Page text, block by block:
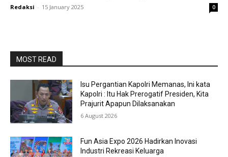
Redaksi - 15 January 2025 0
MOST READ
Isu Pergantian Kapolri Memanas, Ini kata
Kapolri : Itu Hak Prerogatif Presiden, Kita
Prajurit Apapun Dilaksanakan
6 August 2026
Fun Asia Expo 2026 Hadirkan Inovasi
Industri Rekreasi Keluarga